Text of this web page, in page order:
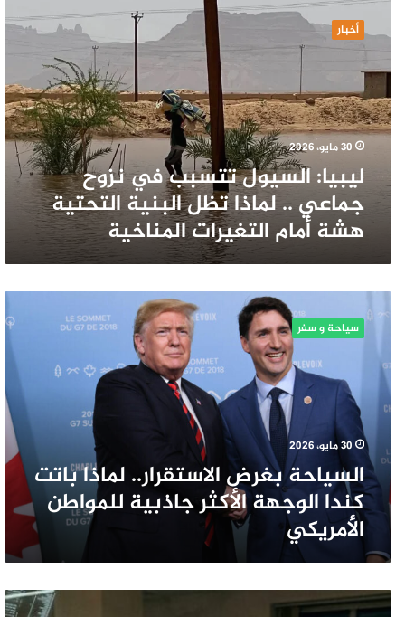
السيول
تتسبب
نزوح
جماعي
..
لماذا
البنية
التحتية
المناخية
أخبار
30 مايو، 2026
ليبيا: السيول تتسبب في نزوح
جماعي .. لماذا تظل البنية التحتية
هشة أمام التغيرات المناخية
بغرض
الاستقرار..
لماذا
باتت
كندا
الوجهة
جاذبية
للمواطن
الأمريكي
سياحة و سفر
30 مايو، 2026
السياحة بغرض الاستقرار.. لماذا باتت
كندا الوجهة الأكثر جاذبية للمواطن
الأمريكي